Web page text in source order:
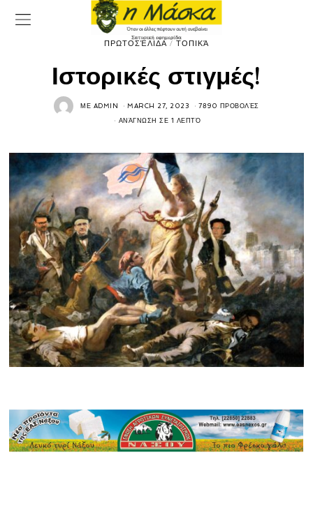
ΠΡΩΤΟΣΈΛΙΔΑ / ΤΟΠΙΚΆ
Ιστορικές στιγμές!
ΜΕ ADMIN MARCH 27, 2023 7890 ΠΡΟΒΟΛΈΣ
ΑΝΆΓΝΩΣΗ ΣΕ 1 ΛΕΠΤΌ